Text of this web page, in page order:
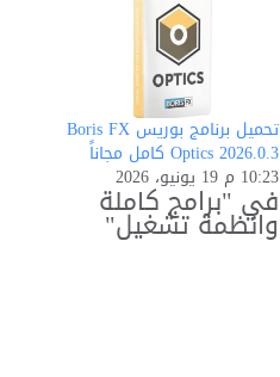
تحميل برنامج بوريس Boris FX
Optics 2026.0.3 كامل مجاناً
10:23 م 19 يونيو، 2026
في "برامج كاملة
وانظمة تشغيل"